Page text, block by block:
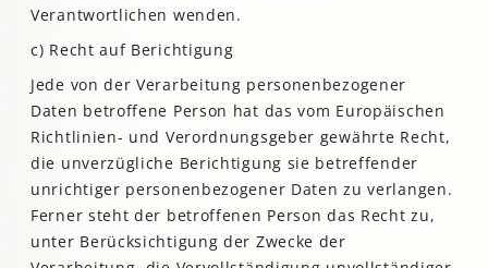
Verantwortlichen wenden.
c) Recht auf Berichtigung
Jede von der Verarbeitung personenbezogener
Daten betroffene Person hat das vom Europäischen
Richtlinien- und Verordnungsgeber gewährte Recht,
die unverzügliche Berichtigung sie betreffender
unrichtiger personenbezogener Daten zu verlangen.
Ferner steht der betroffenen Person das Recht zu,
unter Berücksichtigung der Zwecke der